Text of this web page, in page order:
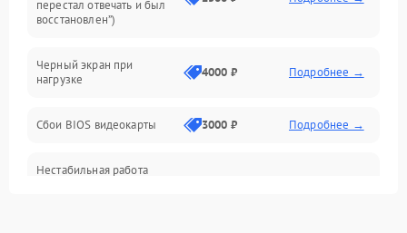
Электропитание
ПО
Электронные компоненты
перестал отвечать и был
восстановлен”)
Черный экран при
нагрузке
4000 ₽ Подробнее →
Сбои BIOS видеокарты 3000 ₽ Подробнее →
Нестабильная работа